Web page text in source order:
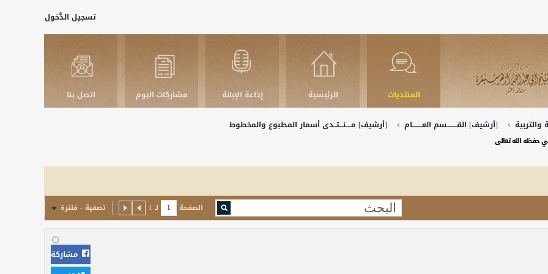
تسجيل الدُّخول
المنتديات الرئيسية إذاعة الإبانة مشاركات اليوم اتصل بنا
[أرشيف] القــــــــسم العــــــــام [أرشيف] مــــنـــتــدى أسمار المطبوع والمخطوط
حفظه الله تعالى
الصفحة لـ 1 تصفية - فلترة
مشاركة